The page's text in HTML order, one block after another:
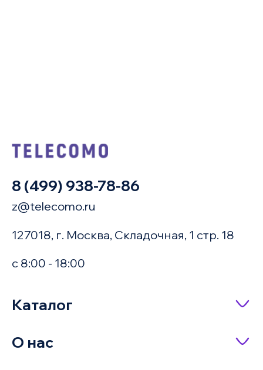
8 (499) 938-78-86
z@telecomo.ru
127018, г. Москва, Складочная, 1 стр. 18
с 8:00 - 18:00
Каталог
О нас
Имя